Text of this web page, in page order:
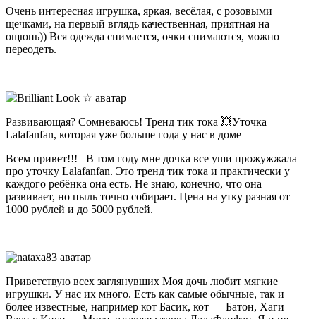
Очень интересная игрушка, яркая, весёлая, с розовыми
щечками, на первый вглядь качественная, приятная на
ощюпь)) Вся одежда снимается, очки снимаются, можно
переодеть.
Развивающая? Сомневаюсь! Тренд тик тока 💥Уточка
Lalafanfan, которая уже больше года у нас в доме
Всем привет!!! В том году мне дочка все уши прожужжала
про уточку Lalafanfan. Это тренд тик тока и практически у
каждого ребёнка она есть. Не знаю, конечно, что она
развивает, но пыль точно собирает. Цена на утку разная от
1000 рублей и до 5000 рублей.
Приветствую всех заглянувших Моя дочь любит мягкие
игрушки. У нас их много. Есть как самые обычные, так и
более известные, например кот Басик, кот — Батон, Хаги —